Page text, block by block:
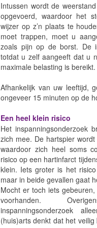
Intussen wordt de
opgevoerd, waardoor het
wijzer op z’n plaats te
moet trappen, moet u
zoals pijn op de borst. De
totdat u zelf aangeeft dat u
maximale belasting is bereikt.
Afhankelijk van uw leeftijd,
ongeveer 15 minuten op de
Een heel klein risico
Het inspanningsonderzoek
zich mee. De hartspier
waardoor zich heel soms
risico op een hartinfarct
klein. Iets groter is het
maar in beide gevallen gaat
Mocht er toch iets
voorhanden.
inspanningsonderzoek
(huis)arts denkt dat het